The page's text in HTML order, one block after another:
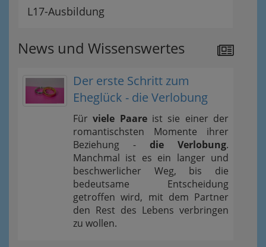
L17-Ausbildung
News und Wissenswertes
Der erste Schritt zum
Eheglück - die Verlobung
Fürviele Paareist sie einer der
romantischsten Momente ihrer
Beziehung - die Verlobung.
Manchmal ist es ein langer und
beschwerlicher Weg, bis die
bedeutsame Entscheidung
getroffen wird, mit dem Partner
den Rest des Lebens verbringen
zu wollen.